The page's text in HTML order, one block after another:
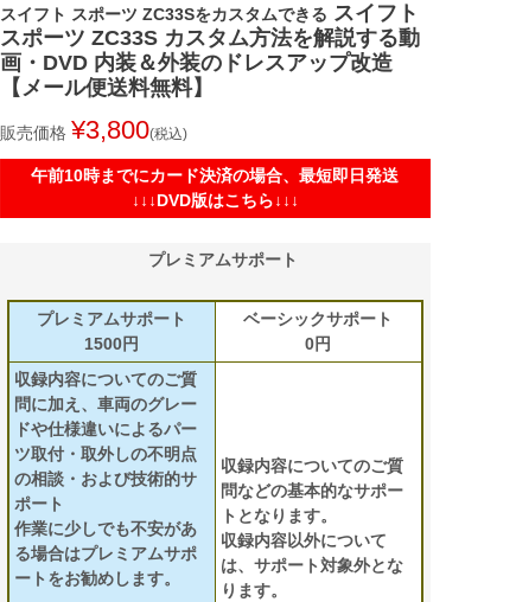
スイフト スポーツ ZC33Sをカスタムできる スイフト
スポーツ ZC33S カスタム方法を解説する動
画・DVD 内装＆外装のドレスアップ改造
【メール便送料無料】
販売価格 ¥3,800 税込
午前10時までにカード決済の場合、最短即日発送
↓↓↓DVD版はこちら↓↓↓
プレミアムサポート
プレミアムサポート
1500円
ベーシックサポート
0円
収録内容についてのご質
問に加え、車両のグレー
ドや仕様違いによるパー
ツ取付・取外しの不明点
の相談・および技術的サ
ポート
作業に少しでも不安があ
る場合はプレミアムサポ
ートをお勧めします。
収録内容についてのご質
問などの基本的なサポー
トとなります。
収録内容以外について
は、サポート対象外とな
ります。